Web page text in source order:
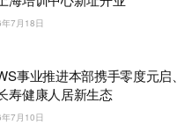
7月18日
事业推进本部携手零度元启
寿健康人居新生态
7月10日